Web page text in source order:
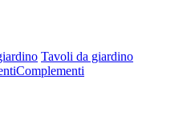
Tavoli da giardino
Complementi